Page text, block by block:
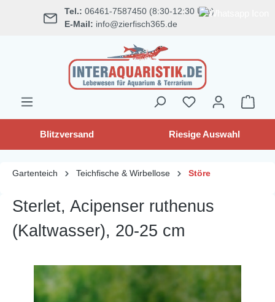
springen Tel.: 06461-7587450 (8:30-12:30 Uhr)
E-Mail: info@zierfisch365.de
Blitzversand Riesige Auswahl
Gartenteich Teichfische & Wirbellose Störe
Sterlet, Acipenser ruthenus
(Kaltwasser), 20-25 cm
Bildergalerie überspringen